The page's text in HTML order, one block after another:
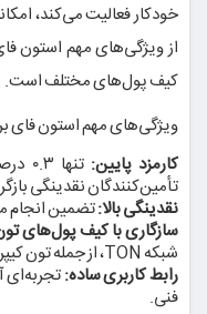
خودکار فعالیت می‌کند،
از ویژگی‌های مهم استون
کیف پول‌های مختلف است.
ویژگی‌های مهم استون فای
کارمزد پایین:
تأمین‌کنندگان نقدینگی
نقدینگی بالا:تضمین انجام
سازگاری با کیف پول‌های
شبکه TON، از جمله تون کیپر.
رابط کاربری ساده:تجربه‌ای
فنی.